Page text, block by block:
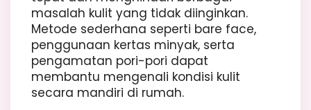
masalah kulit yang tidak diinginkan.
Metode sederhana seperti bare face,
penggunaan kertas minyak, serta
pengamatan pori-pori dapat
membantu mengenali kondisi kulit
secara mandiri di rumah.